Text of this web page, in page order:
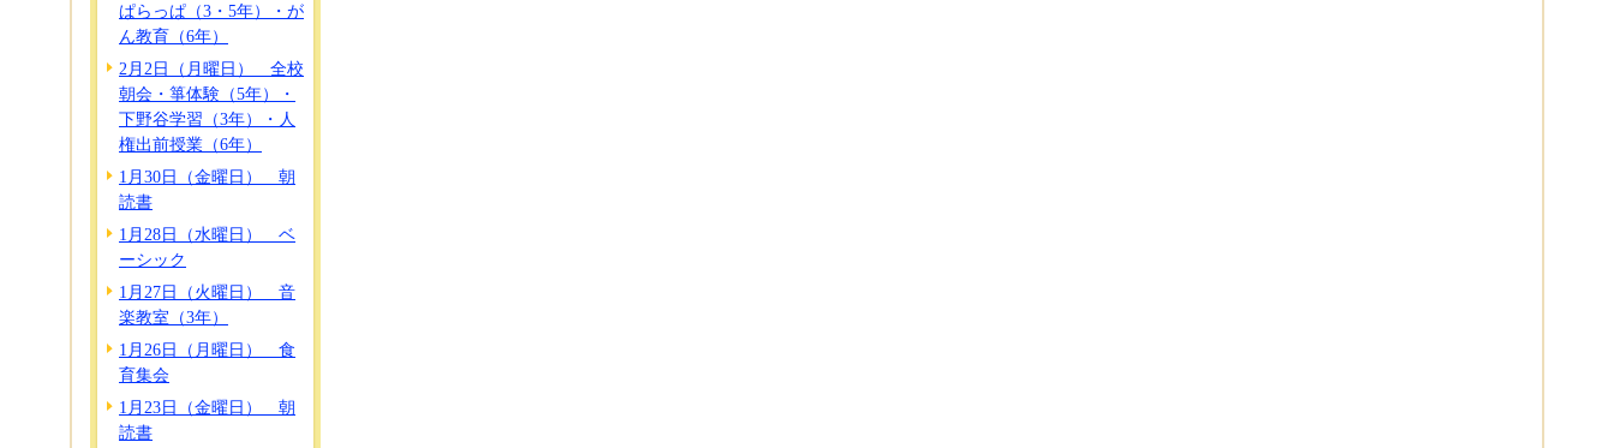
ぱらっぱ（3・5年）・が
ん教育（6年）
2月2日（月曜日） 全校
朝会・箏体験（5年）・
下野谷学習（3年）・人
権出前授業（6年）
1月30日（金曜日） 朝
読書
1月28日（水曜日） ベ
ーシック
1月27日（火曜日） 音
楽教室（3年）
1月26日（月曜日） 食
育集会
1月23日（金曜日） 朝
読書